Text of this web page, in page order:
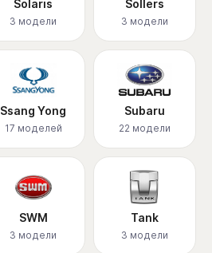
Solaris
3 модели
Sollers
3 модели
Ssang Yong
17 моделей
Subaru
22 модели
SWM
3 модели
Tank
3 модели